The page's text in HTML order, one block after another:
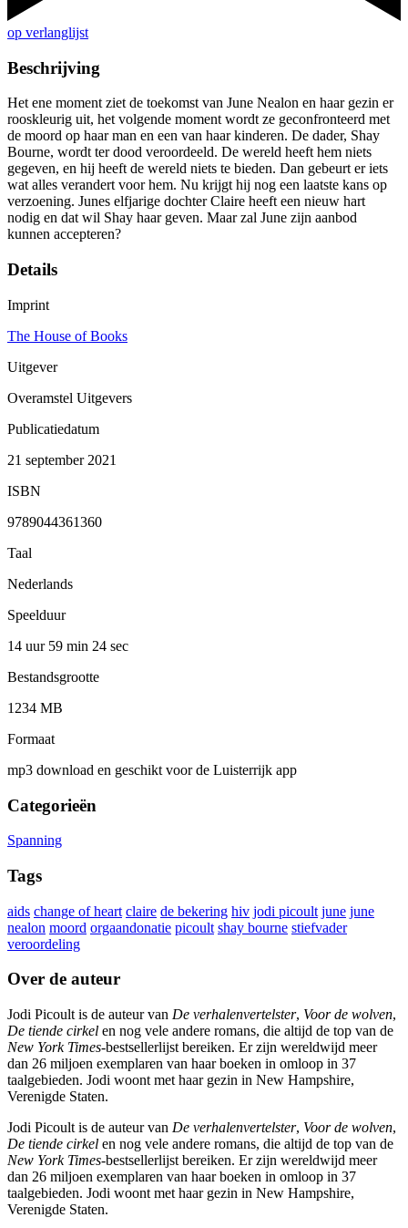
op verlanglijst
Beschrijving
Het ene moment ziet de toekomst van June Nealon en haar gezin er
rooskleurig uit, het volgende moment wordt ze geconfronteerd met
de moord op haar man en een van haar kinderen. De dader, Shay
Bourne, wordt ter dood veroordeeld. De wereld heeft hem niets
gegeven, en hij heeft de wereld niets te bieden. Dan gebeurt er iets
wat alles verandert voor hem. Nu krijgt hij nog een laatste kans op
verzoening. Junes elfjarige dochter Claire heeft een nieuw hart
nodig en dat wil Shay haar geven. Maar zal June zijn aanbod
kunnen accepteren?
Details
Imprint
The House of Books
Uitgever
Overamstel Uitgevers
Publicatiedatum
21 september 2021
ISBN
9789044361360
Taal
Nederlands
Speelduur
14 uur 59 min 24 sec
Bestandsgrootte
1234 MB
Formaat
mp3 download en geschikt voor de Luisterrijk app
Categorieën
Spanning
Tags
aids change of heart claire de bekering hiv jodi picoult june june
nealon moord orgaandonatie picoult shay bourne stiefvader
veroordeling
Over de auteur
Jodi Picoult is de auteur van De verhalenvertelster, Voor de wolven,
De tiende cirkel en nog vele andere romans, die altijd de top van de
New York Times-bestsellerlijst bereiken. Er zijn wereldwijd meer
dan 26 miljoen exemplaren van haar boeken in omloop in 37
taalgebieden. Jodi woont met haar gezin in New Hampshire,
Verenigde Staten.
Jodi Picoult is de auteur van De verhalenvertelster, Voor de wolven,
De tiende cirkel en nog vele andere romans, die altijd de top van de
New York Times-bestsellerlijst bereiken. Er zijn wereldwijd meer
dan 26 miljoen exemplaren van haar boeken in omloop in 37
taalgebieden. Jodi woont met haar gezin in New Hampshire,
Verenigde Staten.